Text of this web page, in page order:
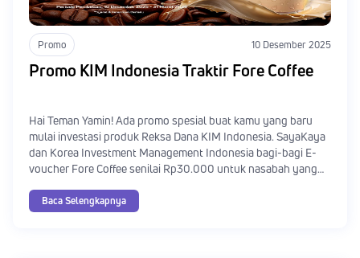
Promo 10 Desember 2025
Promo KIM Indonesia Traktir Fore Coffee
Hai Teman Yamin! Ada promo spesial buat kamu yang baru
mulai investasi produk Reksa Dana KIM Indonesia. SayaKaya
dan Korea Investment Management Indonesia bagi-bagi E-
voucher Fore Coffee senilai Rp30.000 untuk nasabah yang
Indonesia. Mau tahu caranya? Yuk, simak mekanisme serta
syarat dan ketentuannya!
Baca Selengkapnya